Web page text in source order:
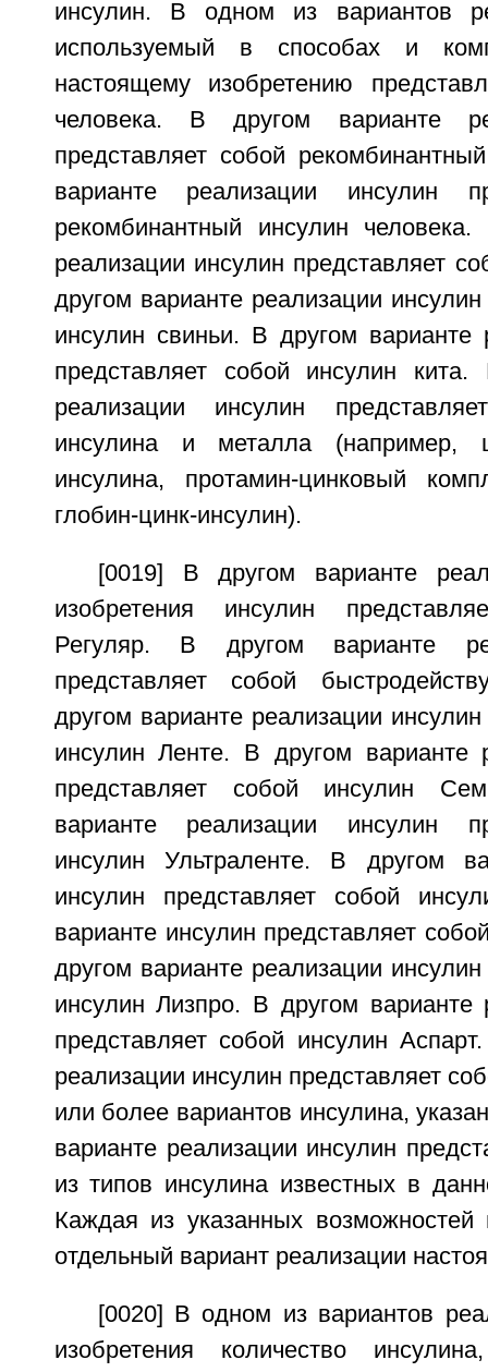
инсулин. В одном из вариантов
используемый в способах и
настоящему изобретению
человека. В другом варианте
представляет собой
варианте реализации инсулин
рекомбинантный инсулин
реализации инсулин представляет
другом варианте реализации
инсулин свиньи. В другом варианте
представляет собой инсулин
реализации инсулин
инсулина и металла (например,
инсулина, протамин-цинковый
глобин-цинк-инсулин).
[0019] В другом варианте
изобретения инсулин
Регуляр. В другом варианте
представляет собой
другом варианте реализации
инсулин Ленте. В другом варианте
представляет собой инсулин
варианте реализации инсулин
инсулин Ультраленте. В другом
инсулин представляет собой
варианте инсулин представляет
другом варианте реализации
инсулин Лизпро. В другом варианте
представляет собой инсулин
реализации инсулин представляет
или более вариантов инсулина,
варианте реализации инсулин
из типов инсулина известных в
Каждая из указанных возможностей
отдельный вариант реализации
[0020] В одном из вариантов
изобретения количество